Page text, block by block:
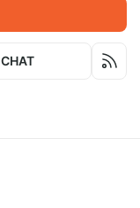
CHAT